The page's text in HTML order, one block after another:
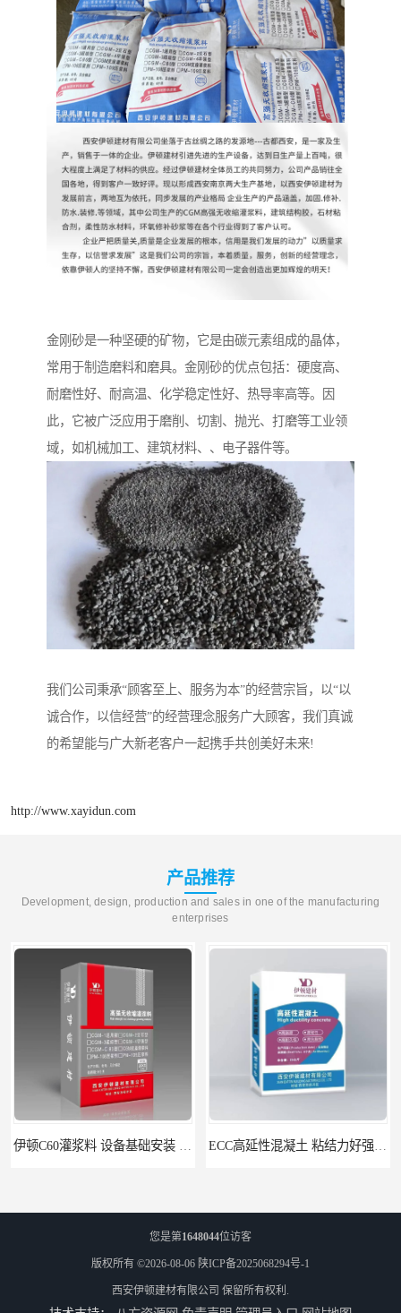
金刚砂是一种坚硬的矿物，它是由碳元素组成的晶体，
常用于制造磨料和磨具。金刚砂的优点包括：硬度高、
耐磨性好、耐高温、化学稳定性好、热导率高等。因
此，它被广泛应用于磨削、切割、抛光、打磨等工业领
域，如机械加工、建筑材料、、电子器件等。
我们公司秉承“顾客至上、服务为本”的经营宗旨，以“以
诚合作，以信经营”的经营理念服务广大顾客，我们真诚
的希望能与广大新老客户一起携手共创美好未来!
http://www.xayidun.com
产品推荐
Development, design, production and sales in one of the manufacturing
enterprises
您是第1648044位访客
版权所有 ©2026-08-06 陕ICP备2025068294号-1
西安伊顿建材有限公司 保留所有权利.